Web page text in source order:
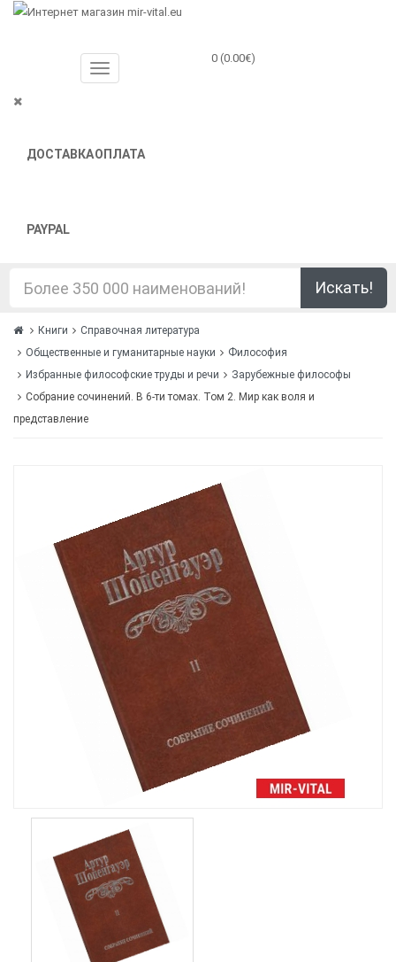
ДОСТАВКАОПЛАТА
PAYPAL
0 (0.00€)
Искать!
Книги
Справочная литература
Общественные и гуманитарные науки
Философия
Избранные философские труды и речи
Зарубежные философы
Собрание сочинений. В 6-ти томах. Том 2. Мир как воля и
представление